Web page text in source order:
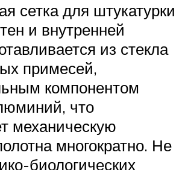
сетка для штукатурки
и внутренней
из стекла
примесей,
компонентом
что
механическую
многократно. Не
биологических